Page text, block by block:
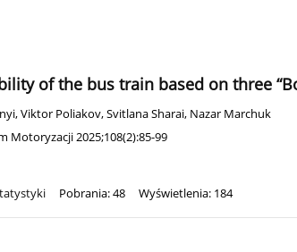
of the bus train based on three
,Viktor Poliakov,Svitlana Sharai, Nazar Marchuk
Motoryzacji 2025;108(2):85-99
Pobrania: 48 Wyświetlenia: 184